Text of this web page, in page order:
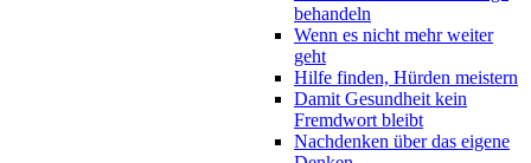
behandeln
Wenn es nicht mehr weiter
geht
Hilfe finden, Hürden meistern
Damit Gesundheit kein
Fremdwort bleibt
Nachdenken über das eigene